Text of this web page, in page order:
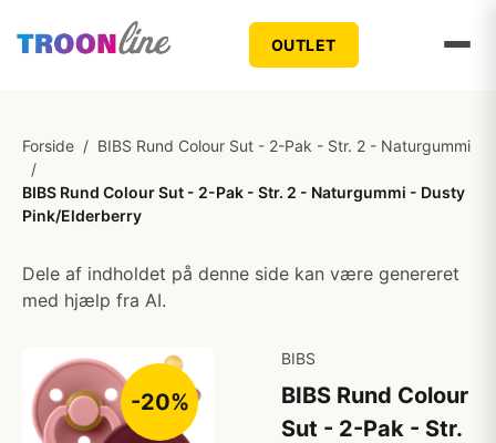
OUTLET
Forside / BIBS Rund Colour Sut - 2-Pak - Str. 2 - Naturgummi
/
BIBS Rund Colour Sut - 2-Pak - Str. 2 - Naturgummi - Dusty
Pink/Elderberry
Dele af indholdet på denne side kan være genereret
med hjælp fra AI.
-20%
BIBS
BIBS Rund Colour
Sut - 2-Pak - Str.